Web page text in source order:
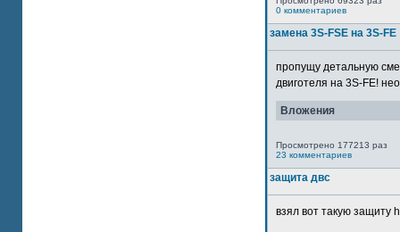
0 комментариев
замена 3S-FSE на 3S-FE
пропущу детальную
двиготеля на 3S-FE!
Вложения
Просмотрено 177213 раз
23 комментариев
защита двс
взял вот такую защиту